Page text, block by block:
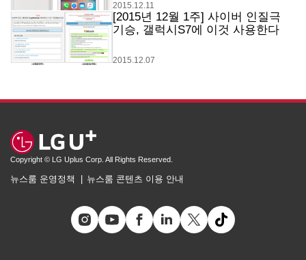
2015.12.11
[2015년 12월 1주] 사이버 인질극
기승, 갤럭시S7에 이것 사용한다
2015.12.07
Copyright © LG Uplus Corp. All Rights Reserved.
뉴스룸 운영정책 뉴스룸 콘텐츠 이용 안내